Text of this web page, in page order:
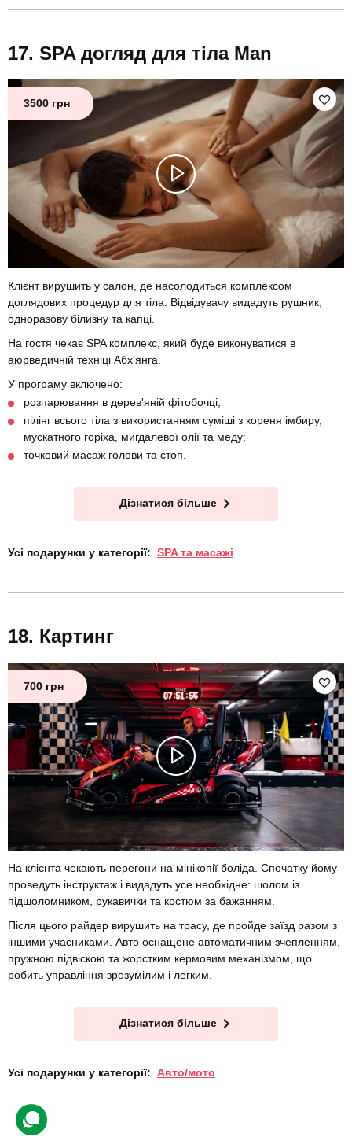
SPA догляд для тіла Man
3500 грн
Клієнт вирушить у салон, де насолодиться комплексом
доглядових процедур для тіла. Відвідувачу видадуть рушник,
одноразову білизну та капці.
На гостя чекає SPA комплекс, який буде виконуватися в
аюрведичній техніці Абх'янга.
У програму включено:
розпарювання в дерев'яній фітобочці;
пілінг всього тіла з використанням суміші з кореня імбиру,
мускатного горіха, мигдалевої олії та меду;
точковий масаж голови та стоп.
Дізнатися більше
Усі подарунки у категорії: SPA та масажі
Картинг
700 грн
На клієнта чекають перегони на мінікопії боліда. Спочатку йому
проведуть інструктаж і видадуть усе необхідне: шолом із
підшоломником, рукавички та костюм за бажанням.
Після цього райдер вирушить на трасу, де пройде заїзд разом з
іншими учасниками. Авто оснащене автоматичним зчепленням,
пружною підвіскою та жорстким кермовим механізмом, що
робить управління зрозумілим і легким.
Дізнатися більше
Усі подарунки у категорії: Авто/мото